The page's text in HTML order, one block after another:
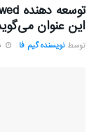
این عنوان
توسط نویسنده گیم فا